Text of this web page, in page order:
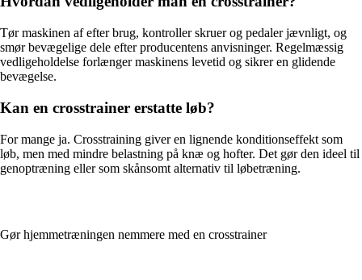
Tør maskinen af efter brug, kontroller skruer og pedaler jævnligt, og
smør bevægelige dele efter producentens anvisninger. Regelmæssig
vedligeholdelse forlænger maskinens levetid og sikrer en glidende
bevægelse.
Kan en crosstrainer erstatte løb?
For mange ja. Crosstraining giver en lignende konditionseffekt som
løb, men med mindre belastning på knæ og hofter. Det gør den ideel til
genoptræning eller som skånsomt alternativ til løbetræning.
Gør hjemmetræningen nemmere med en crosstrainer